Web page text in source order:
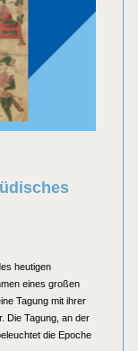
heutigen
eines großen
Tagung mit ihrer
Die Tagung, an der
die Epoche